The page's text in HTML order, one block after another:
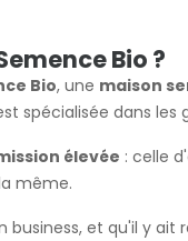
Bio ?
Bio, une maison
spécialisée dans les
élevée : celle
même.
business, et qu'il y ait